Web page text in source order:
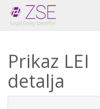
Prikaz LEI
detalja